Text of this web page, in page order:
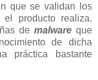
que se validan los
producto realiza.
de malware que
de dicha
práctica bastante